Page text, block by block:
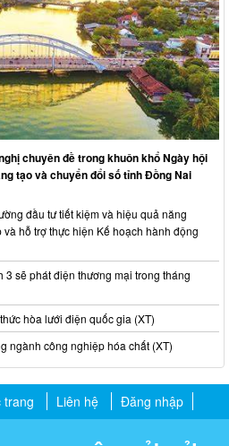
chuyên đề trong khuôn khổ Ngày hội
tạo và chuyển đổi số tỉnh Đồng Nai
đầu tư tiết kiệm và hiệu quả năng
hỗ trợ thực hiện Kế hoạch hành động
3 sẽ phát điện thương mại trong tháng
hòa lưới điện quốc gia (XT)
ngành công nghiệp hóa chất (XT)
trang Liên hệ Đăng nhập